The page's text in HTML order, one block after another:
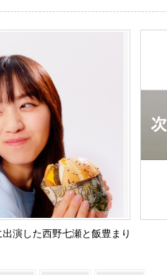
演した西野七瀬と飯豊まり